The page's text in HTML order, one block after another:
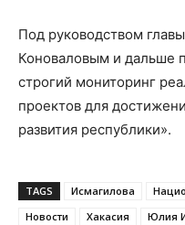
Под руководством
Коноваловым и дальше
строгий мониторинг
проектов для
развития республики».
TAGS Исмагилова
Новости
Хакасия Юлия